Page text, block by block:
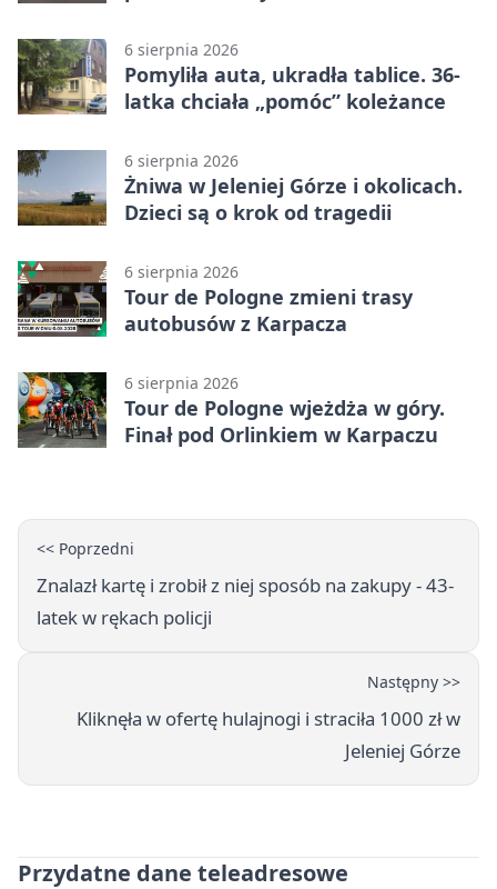
6 sierpnia 2026
Pomyliła auta, ukradła tablice. 36-
latka chciała „pomóc” koleżance
6 sierpnia 2026
Żniwa w Jeleniej Górze i okolicach.
Dzieci są o krok od tragedii
6 sierpnia 2026
Tour de Pologne zmieni trasy
autobusów z Karpacza
6 sierpnia 2026
Tour de Pologne wjeżdża w góry.
Finał pod Orlinkiem w Karpaczu
<< Poprzedni
Znalazł kartę i zrobił z niej sposób na zakupy - 43-
latek w rękach policji
Następny >>
Kliknęła w ofertę hulajnogi i straciła 1000 zł w
Jeleniej Górze
Przydatne dane teleadresowe